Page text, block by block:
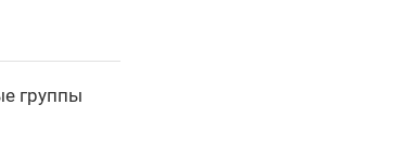
группы